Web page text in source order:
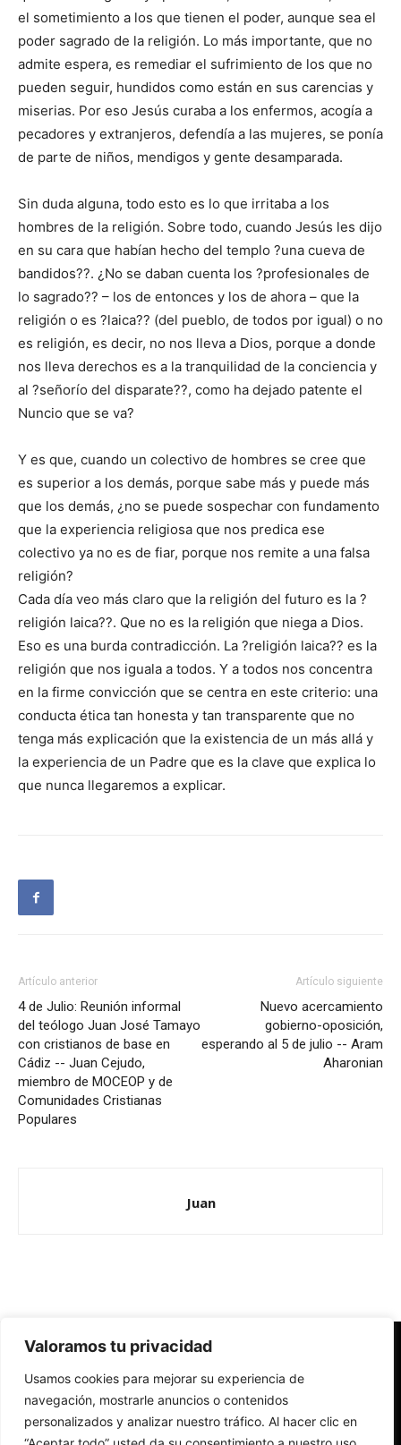
Valoramos tu privacidad
Usamos cookies para mejorar su experiencia de
navegación, mostrarle anuncios o contenidos
personalizados y analizar nuestro tráfico. Al hacer clic en
el sometimiento a los que tienen el poder, aunque sea el
poder sagrado de la religión. Lo más importante, que no
admite espera, es remediar el sufrimiento de los que no
pueden seguir, hundidos como están en sus carencias y
miserias. Por eso Jesús curaba a los enfermos, acogía a
pecadores y extranjeros, defendía a las mujeres, se ponía
de parte de niños, mendigos y gente desamparada.
Sin duda alguna, todo esto es lo que irritaba a los
hombres de la religión. Sobre todo, cuando Jesús les dijo
en su cara que habían hecho del templo ?una cueva de
bandidos??. ¿No se daban cuenta los ?profesionales de
lo sagrado?? – los de entonces y los de ahora – que la
religión o es ?laica?? (del pueblo, de todos por igual) o no
es religión, es decir, no nos lleva a Dios, porque a donde
nos lleva derechos es a la tranquilidad de la conciencia y
al ?señorío del disparate??, como ha dejado patente el
Nuncio que se va?
Y es que, cuando un colectivo de hombres se cree que
es superior a los demás, porque sabe más y puede más
que los demás, ¿no se puede sospechar con fundamento
que la experiencia religiosa que nos predica ese
colectivo ya no es de fiar, porque nos remite a una falsa
religión?
Cada día veo más claro que la religión del futuro es la ?
religión laica??. Que no es la religión que niega a Dios.
Eso es una burda contradicción. La ?religión laica?? es la
religión que nos iguala a todos. Y a todos nos concentra
en la firme convicción que se centra en este criterio: una
conducta ética tan honesta y tan transparente que no
tenga más explicación que la existencia de un más allá y
la experiencia de un Padre que es la clave que explica lo
que nunca llegaremos a explicar.
Artículo anterior
4 de Julio: Reunión informal
del teólogo Juan José Tamayo
con cristianos de base en
Cádiz -- Juan Cejudo,
miembro de MOCEOP y de
Comunidades Cristianas
Populares
Artículo siguiente
Nuevo acercamiento
gobierno-oposición,
esperando al 5 de julio -- Aram
Aharonian
Juan
Redes Cristianas
Una mirada alternativa sobre la Iglesia católica y la sociedad
- Colectivos de Redes Cristianas